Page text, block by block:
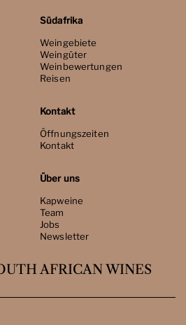
Südafrika
Weingebiete
Weingüter
Weinbewertungen
Reisen
Kontakt
Öffnungszeiten
Kontakt
Über uns
Kapweine
Team
Jobs
Newsletter
AFRICAN WINES